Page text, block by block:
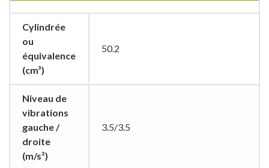
Cylindrée
ou
équivalence
(cm³)
50.2
Niveau de
vibrations
gauche /
droite
(m/s²)
3.5/3.5